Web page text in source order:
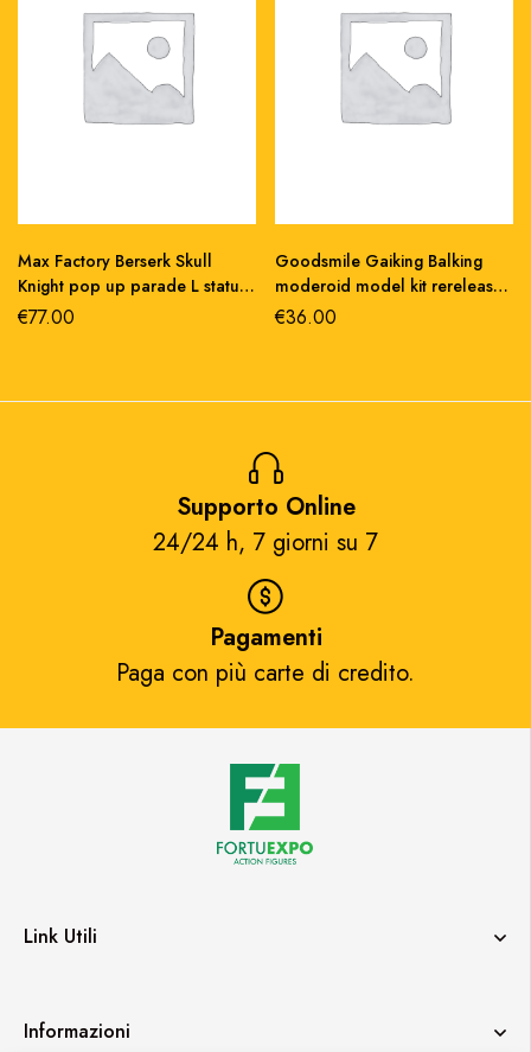
Max Factory Berserk Skull
Knight pop up parade L statua
pvc 22 cm
€77.00
Goodsmile Gaiking Balking
moderoid model kit rerelease
pvc 13 cm
€36.00
Supporto Online
24/24 h, 7 giorni su 7​
Pagamenti
Paga con più carte di credito.​
Link Utili
Informazioni